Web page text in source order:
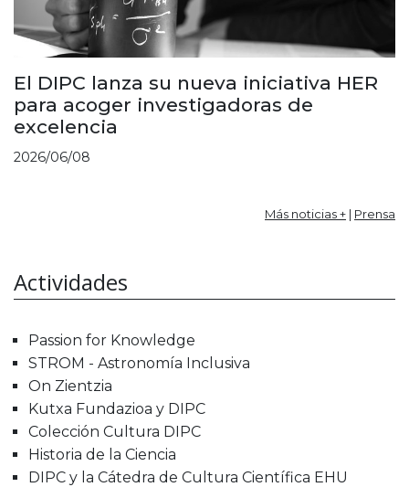
El DIPC lanza su nueva iniciativa HER
para acoger investigadoras de
excelencia
2026/06/08
Más noticias + | Prensa
Actividades
Passion for Knowledge
STROM - Astronomía Inclusiva
On Zientzia
Kutxa Fundazioa y DIPC
Colección Cultura DIPC
Historia de la Ciencia
DIPC y la Cátedra de Cultura Científica EHU